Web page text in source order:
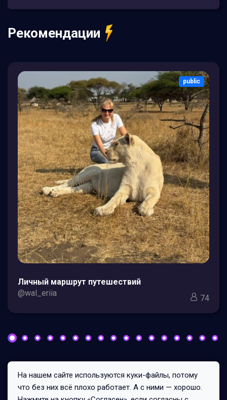
Рекомендации
public
Личный маршрут путешествий
@wal_eriia
74
Все права защищены © 2026
На нашем сайте используются куки-файлы, потому
что без них всё плохо работает. А с ними — хорошо.